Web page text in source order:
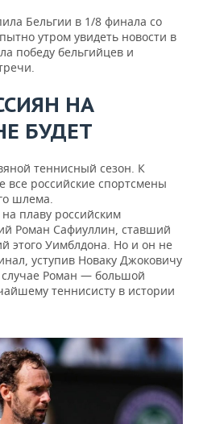
Бельгии в 1/8 финала со
утром увидеть новости в
победу бельгийцев и
НА
БУДЕТ
теннисный сезон. К
российские спортсмены
шлема.
плаву российским
Роман Сафиуллин, ставший
этого Уимблдона. Но и он не
уступив Новаку Джоковичу
Роман — большой
теннисисту в истории